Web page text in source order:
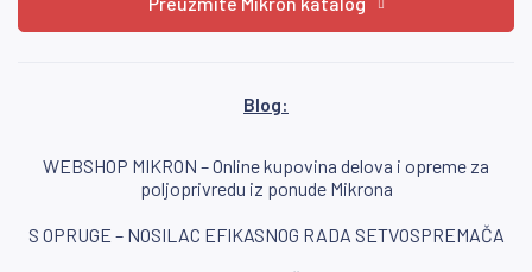
Blog:
WEBSHOP MIKRON – Online kupovina delova i opreme za
poljoprivredu iz ponude Mikrona
S OPRUGE – NOSILAC EFIKASNOG RADA SETVOSPREMAČA